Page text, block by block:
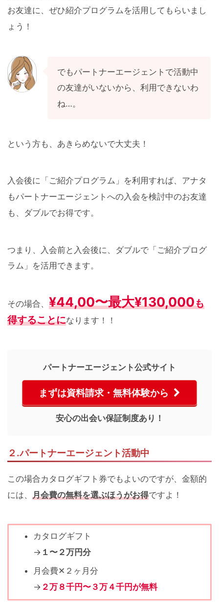
お友達に、ぜひ紹介プログラムを活用してもらいまし
ょう！
でもパートナーエージェントで活動中
の友達がいないから、利用できないわ
ね…。
という方も、あきらめないで大丈夫！
入会後に「ご紹介プログラム」を利用すれば、アナタ
もパートナーエージェントへの入会を検討中のお友達
も、ダブルでお得です。
つまり、入会前と入会後に、ダブルで「ご紹介プログ
ラム」を活用できます。
その場合、 ¥44,00〜最大¥130,000も
得することになります！！
パートナーエージェント公式サイト
まずは資料請求・無料体験から
安心の出会い保証制度あり！
２.パートナーエージェント活動中
この場合カタログギフト券でもよいのですが、金額的
には、 月会費の無料を選ぶほうがお得ですよ！
カタログギフト
→ １〜２万円分
月会費✕２ヶ月分
→ ２万８千円〜３万４千円が無料